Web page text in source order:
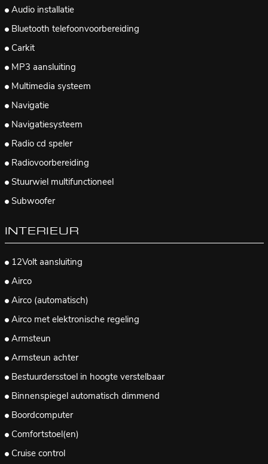
Audio installatie
Bluetooth telefoonvoorbereiding
Carkit
MP3 aansluiting
Multimedia systeem
Navigatie
Navigatiesysteem
Radio cd speler
Radiovoorbereiding
Stuurwiel multifunctioneel
Subwoofer
INTERIEUR
12Volt aansluiting
Airco
Airco (automatisch)
Airco met elektronische regeling
Armsteun
Armsteun achter
Bestuurdersstoel in hoogte verstelbaar
Binnenspiegel automatisch dimmend
Boordcomputer
Comfortstoel(en)
Cruise control